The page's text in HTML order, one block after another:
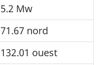
5.2 Mw
71.67 nord
132.01 ouest